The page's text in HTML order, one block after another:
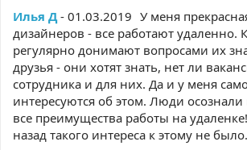
Илья Д- 01.03.2019 У меня
дизайнеров - все работают удаленно.
регулярно донимают вопросами их
друзья - они хотят знать, нет ли
сотрудника и для них. Да и у меня
интересуются об этом. Люди осознали
все преимущества работы на
назад такого интереса к этому не было.